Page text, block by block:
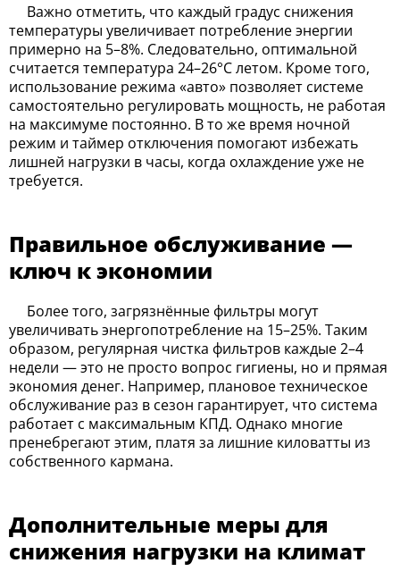
Важно отметить, что каждый градус снижения
температуры увеличивает потребление энергии
примерно на 5–8%. Следовательно, оптимальной
считается температура 24–26°C летом. Кроме того,
использование режима «авто» позволяет системе
самостоятельно регулировать мощность, не работая
на максимуме постоянно. В то же время ночной
режим и таймер отключения помогают избежать
лишней нагрузки в часы, когда охлаждение уже не
требуется.
Правильное обслуживание —
ключ к экономии
Более того, загрязнённые фильтры могут
увеличивать энергопотребление на 15–25%. Таким
образом, регулярная чистка фильтров каждые 2–4
недели — это не просто вопрос гигиены, но и прямая
экономия денег. Например, плановое техническое
обслуживание раз в сезон гарантирует, что система
работает с максимальным КПД. Однако многие
пренебрегают этим, платя за лишние киловатты из
собственного кармана.
Дополнительные меры для
снижения нагрузки на климат